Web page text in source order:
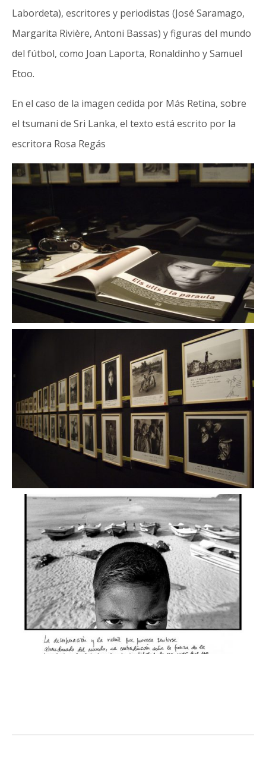
Labordeta), escritores y periodistas (José Saramago,
Margarita Rivière, Antoni Bassas) y figuras del mundo
del fútbol, como Joan Laporta, Ronaldinho y Samuel
Etoo.
En el caso de la imagen cedida por Más Retina, sobre
el tsumani de Sri Lanka, el texto está escrito por la
escritora Rosa Regás